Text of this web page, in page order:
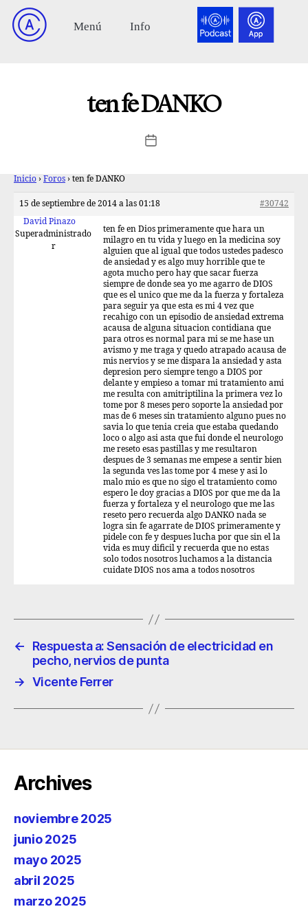
ten fe DANKO
Inicio › Foros › ten fe DANKO
15 de septiembre de 2014 a las 01:18
#30742
David Pinazo
Superadministrado
r
ten fe en Dios primeramente que hara un
milagro en tu vida y luego en la medicina soy
alguien que al igual que todos ustedes padesco
de ansiedad y es algo muy horrible que te
agota mucho pero hay que sacar fuerza
siempre de donde sea yo me agarro de DIOS
que es el unico que me da la fuerza y fortaleza
para seguir ya que esta es mi 4 vez que
recahigo con un episodio de ansiedad extrema
acausa de alguna situacion contidiana que
para otros es normal para mi se me hase un
avismo y me traga y quedo atrapado acausa de
mis nervios y se me dispara la ansiedad y asta
depresion pero siempre tengo a DIOS por
delante y empieso a tomar mi tratamiento ami
me resulta con amitriptilina la primera vez lo
tome por 8 meses pero soporte la ansiedad por
mas de 6 meses sin tratamiento alguno pues no
savia lo que tenia creia que estaba quedando
loco o algo asi asta que fui donde el neurologo
me reseto esas pastillas y me resultaron
despues de 3 semanas me empese a sentir bien
la segunda ves las tome por 4 mese y asi lo
malo mio es que no sigo el tratamiento como
espero le doy gracias a DIOS por que me da la
fuerza y fortaleza y el neurologo que me las
reseto pero recuerda algo DANKO nada se
logra sin fe agarrate de DIOS primeramente y
pidele con fe y despues lucha por que sin el la
vida es muy dificil y recuerda que no estas
solo todos nosotros luchamos a la distancia
cuidate DIOS nos ama a todos nosotros
←
Respuesta a: Sensación de electricidad en
pecho, nervios de punta
→ Vicente Ferrer
Archives
noviembre 2025
junio 2025
mayo 2025
abril 2025
marzo 2025